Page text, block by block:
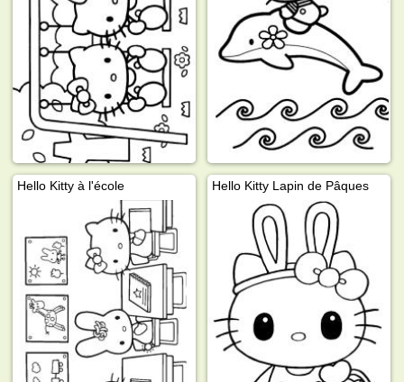
Hello Kitty à l'école Hello Kitty Lapin de Pâques